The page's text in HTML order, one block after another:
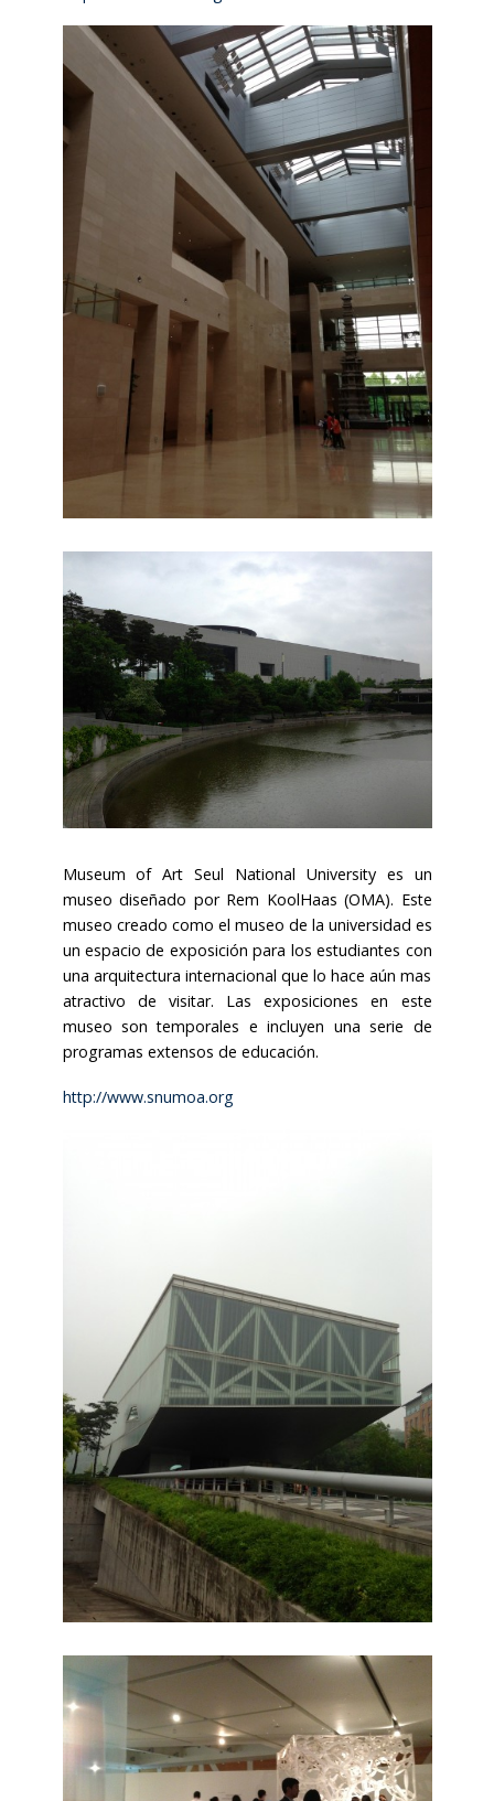
Museum of Art Seul National University es un
museo diseñado por Rem KoolHaas (OMA). Este
museo creado como el museo de la universidad es
un espacio de exposición para los estudiantes con
una arquitectura internacional que lo hace aún mas
atractivo de visitar. Las exposiciones en este
museo son temporales e incluyen una serie de
programas extensos de educación.
http://www.snumoa.org